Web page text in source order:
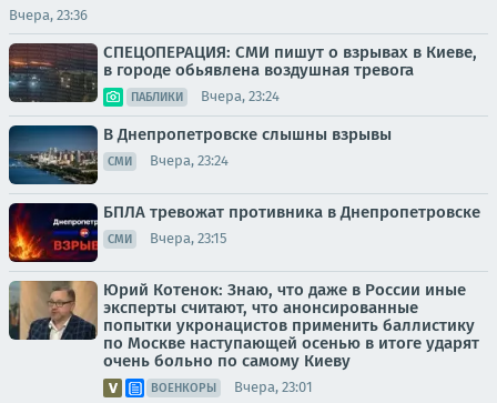
Вчера, 23:36
СПЕЦОПЕРАЦИЯ: СМИ пишут о взрывах в Киеве,
в городе обьявлена воздушная тревога
ПАБЛИКИ Вчера, 23:24
В Днепропетровске слышны взрывы
СМИ Вчера, 23:24
БПЛА тревожат противника в Днепропетровске
СМИ Вчера, 23:15
Юрий Котенок: Знаю, что даже в России иные
эксперты считают, что анонсированные
попытки укронацистов применить баллистику
по Москве наступающей осенью в итоге ударят
очень больно по самому Киеву
ВОЕНКОРЫ Вчера, 23:01